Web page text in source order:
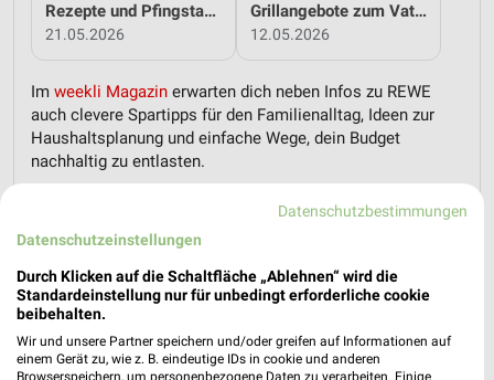
Rezepte und Pfingstangebote bei REWE!
21.05.2026
Grillangebote zum Vatertag bei REWE!
12.05.2026
Im weekli Magazin erwarten dich neben Infos zu REWE
auch clevere Spartipps für den Familienalltag, Ideen zur
Haushaltsplanung und einfache Wege, dein Budget
nachhaltig zu entlasten.
weekli - Prospekte & Angebote App
Alle REWE Angebote immer griffbereit – mit der kostenlosen
Datenschutzbestimmungen
Datenschutzeinstellungen
Durch Klicken auf die Schaltfläche „Ablehnen“ wird die
Standardeinstellung nur für unbedingt erforderliche cookie
beibehalten.
Wir und unsere Partner speichern und/oder greifen auf Informationen auf
einem Gerät zu, wie z. B. eindeutige IDs in cookie und anderen
Browserspeichern, um personenbezogene Daten zu verarbeiten. Einige